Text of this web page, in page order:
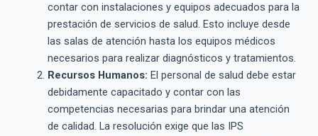
contar con instalaciones y equipos adecuados para la
prestación de servicios de salud. Esto incluye desde
las salas de atención hasta los equipos médicos
necesarios para realizar diagnósticos y tratamientos.
Recursos Humanos: El personal de salud debe estar
debidamente capacitado y contar con las
competencias necesarias para brindar una atención
de calidad. La resolución exige que las IPS